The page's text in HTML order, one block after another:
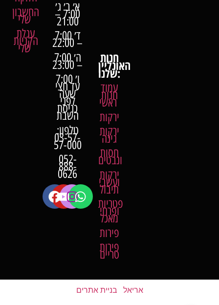
החשבון
שלי
עגלת
הקניות
שלי
א׳ ב׳ ג׳
7:00 –
21:00
ד׳ 7:00
– 22:00
ה׳ 7:00
– 23:00
ו׳ 7:00
עד חצי
שעה
לפני
כניסת
השבת
טלפון:
03-57-
57-000
052-
888-
0626
חנות
האונליין
שלנו:
עמוד
חנות
ראשי
ירקות
ירקות
גינה
חסות
ונבטים
ירקות
ועשבי
תיבול
פטריות
ופרחי
מאכל
פירות
פירות
טריים
אריאל בניית אתרים